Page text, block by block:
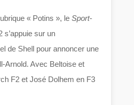
« Potins », leSport-
s’appuie sur un
de Shell pour annoncer une
Arnold. Avec Beltoise et
F2 et José Dolhem en F3